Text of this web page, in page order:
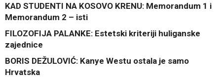
KAD STUDENTI NA KOSOVO KRENU: Memorandum 1 i
Memorandum 2 – isti
FILOZOFIJA PALANKE: Estetski kriteriji huliganske
zajednice
BORIS DEŽULOVIĆ: Kanye Westu ostala je samo
Hrvatska